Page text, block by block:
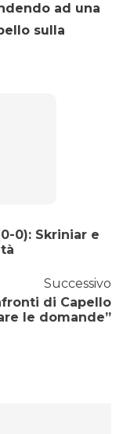
ad una
sulla
0): Skriniar e
Successivo
di Capello
le domande”